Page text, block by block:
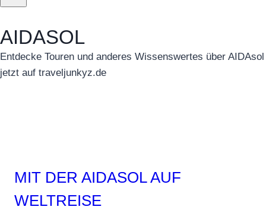
AIDASOL
Entdecke Touren und anderes Wissenswertes über AIDAsol
jetzt auf traveljunkyz.de
MIT DER AIDASOL AUF
WELTREISE